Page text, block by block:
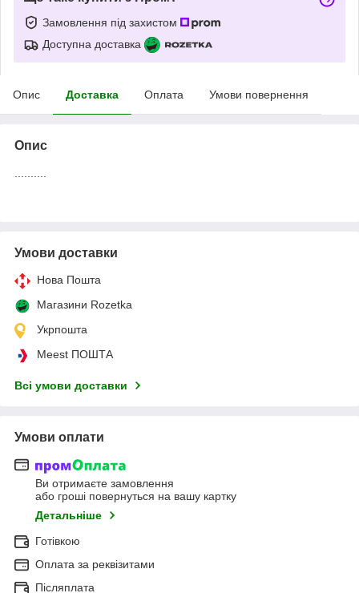
Замовлення під захистом
Доступна доставка
Опис Доставка Оплата Умови повернення
Опис
Умови доставки
Нова Пошта
Магазини Rozetka
Укрпошта
Meest ПОШТА
Всі умови доставки
Умови оплати
Ви отримаєте замовлення
або гроші повернуться на вашу картку
Детальніше
Готівкою
Оплата за реквізитами
Післяплата